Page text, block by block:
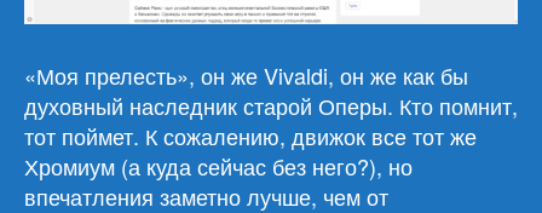
«Моя прелесть», он же Vivaldi, он же как бы
духовный наследник старой Оперы. Кто помнит,
тот поймет. К сожалению, движок все тот же
Хромиум (а куда сейчас без него?), но
впечатления заметно лучше, чем от